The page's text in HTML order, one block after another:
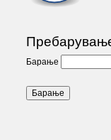
Барање